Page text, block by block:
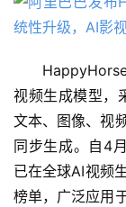
视频生成模型，
文本、图像、视
同步生成。自4
已在全球AI视频
榜单，广泛应用